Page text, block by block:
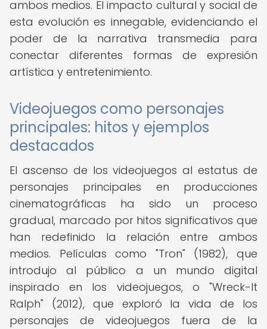
ambos medios. El impacto cultural y social de
esta evolución es innegable, evidenciando el
poder de la narrativa transmedia para
conectar diferentes formas de expresión
artística y entretenimiento.
Videojuegos como personajes
principales: hitos y ejemplos
destacados
El ascenso de los videojuegos al estatus de
personajes principales en producciones
cinematográficas ha sido un proceso
gradual, marcado por hitos significativos que
han redefinido la relación entre ambos
medios. Películas como "Tron" (1982), que
introdujo al público a un mundo digital
inspirado en los videojuegos, o "Wreck-It
Ralph" (2012), que exploró la vida de los
personajes de videojuegos fuera de la